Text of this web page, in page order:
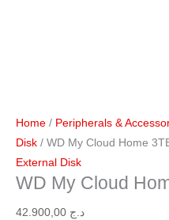
Home / Peripherals &
Disk / WD My Cloud Home
External Disk
WD My Cloud
د.ج